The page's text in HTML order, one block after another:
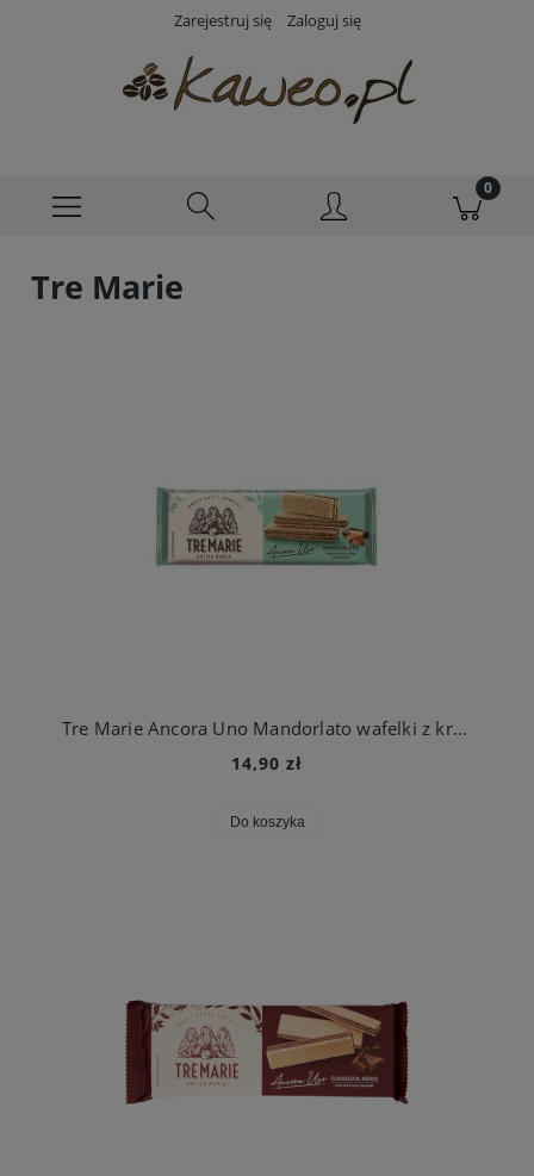
Zarejestruj się Zaloguj się
Tre Marie
Tre Marie Ancora Uno Mandorlato wafelki z kremem czekoladowym i kawałkami migdałów 140g
14,90 zł
Do koszyka